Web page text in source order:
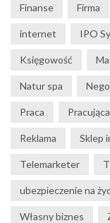
Finanse Firma
internet IPO
Księgowość
Natur spa
Praca
Reklama Sklep
Telemarketer
ubezpieczenie na
Własny biznes